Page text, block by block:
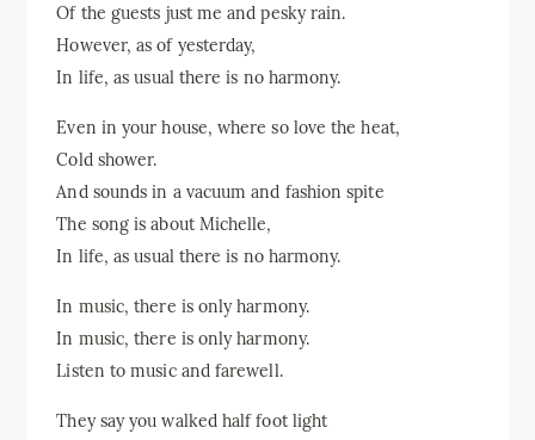
Of the guests just me and pesky rain.
However, as of yesterday,
In life, as usual there is no harmony.
Even in your house, where so love the heat,
Cold shower.
And sounds in a vacuum and fashion spite
The song is about Michelle,
In life, as usual there is no harmony.
In music, there is only harmony.
In music, there is only harmony.
Listen to music and farewell.
They say you walked half foot light